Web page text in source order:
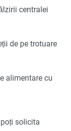
centralei
de pe trotuare
alimentare cu
solicita